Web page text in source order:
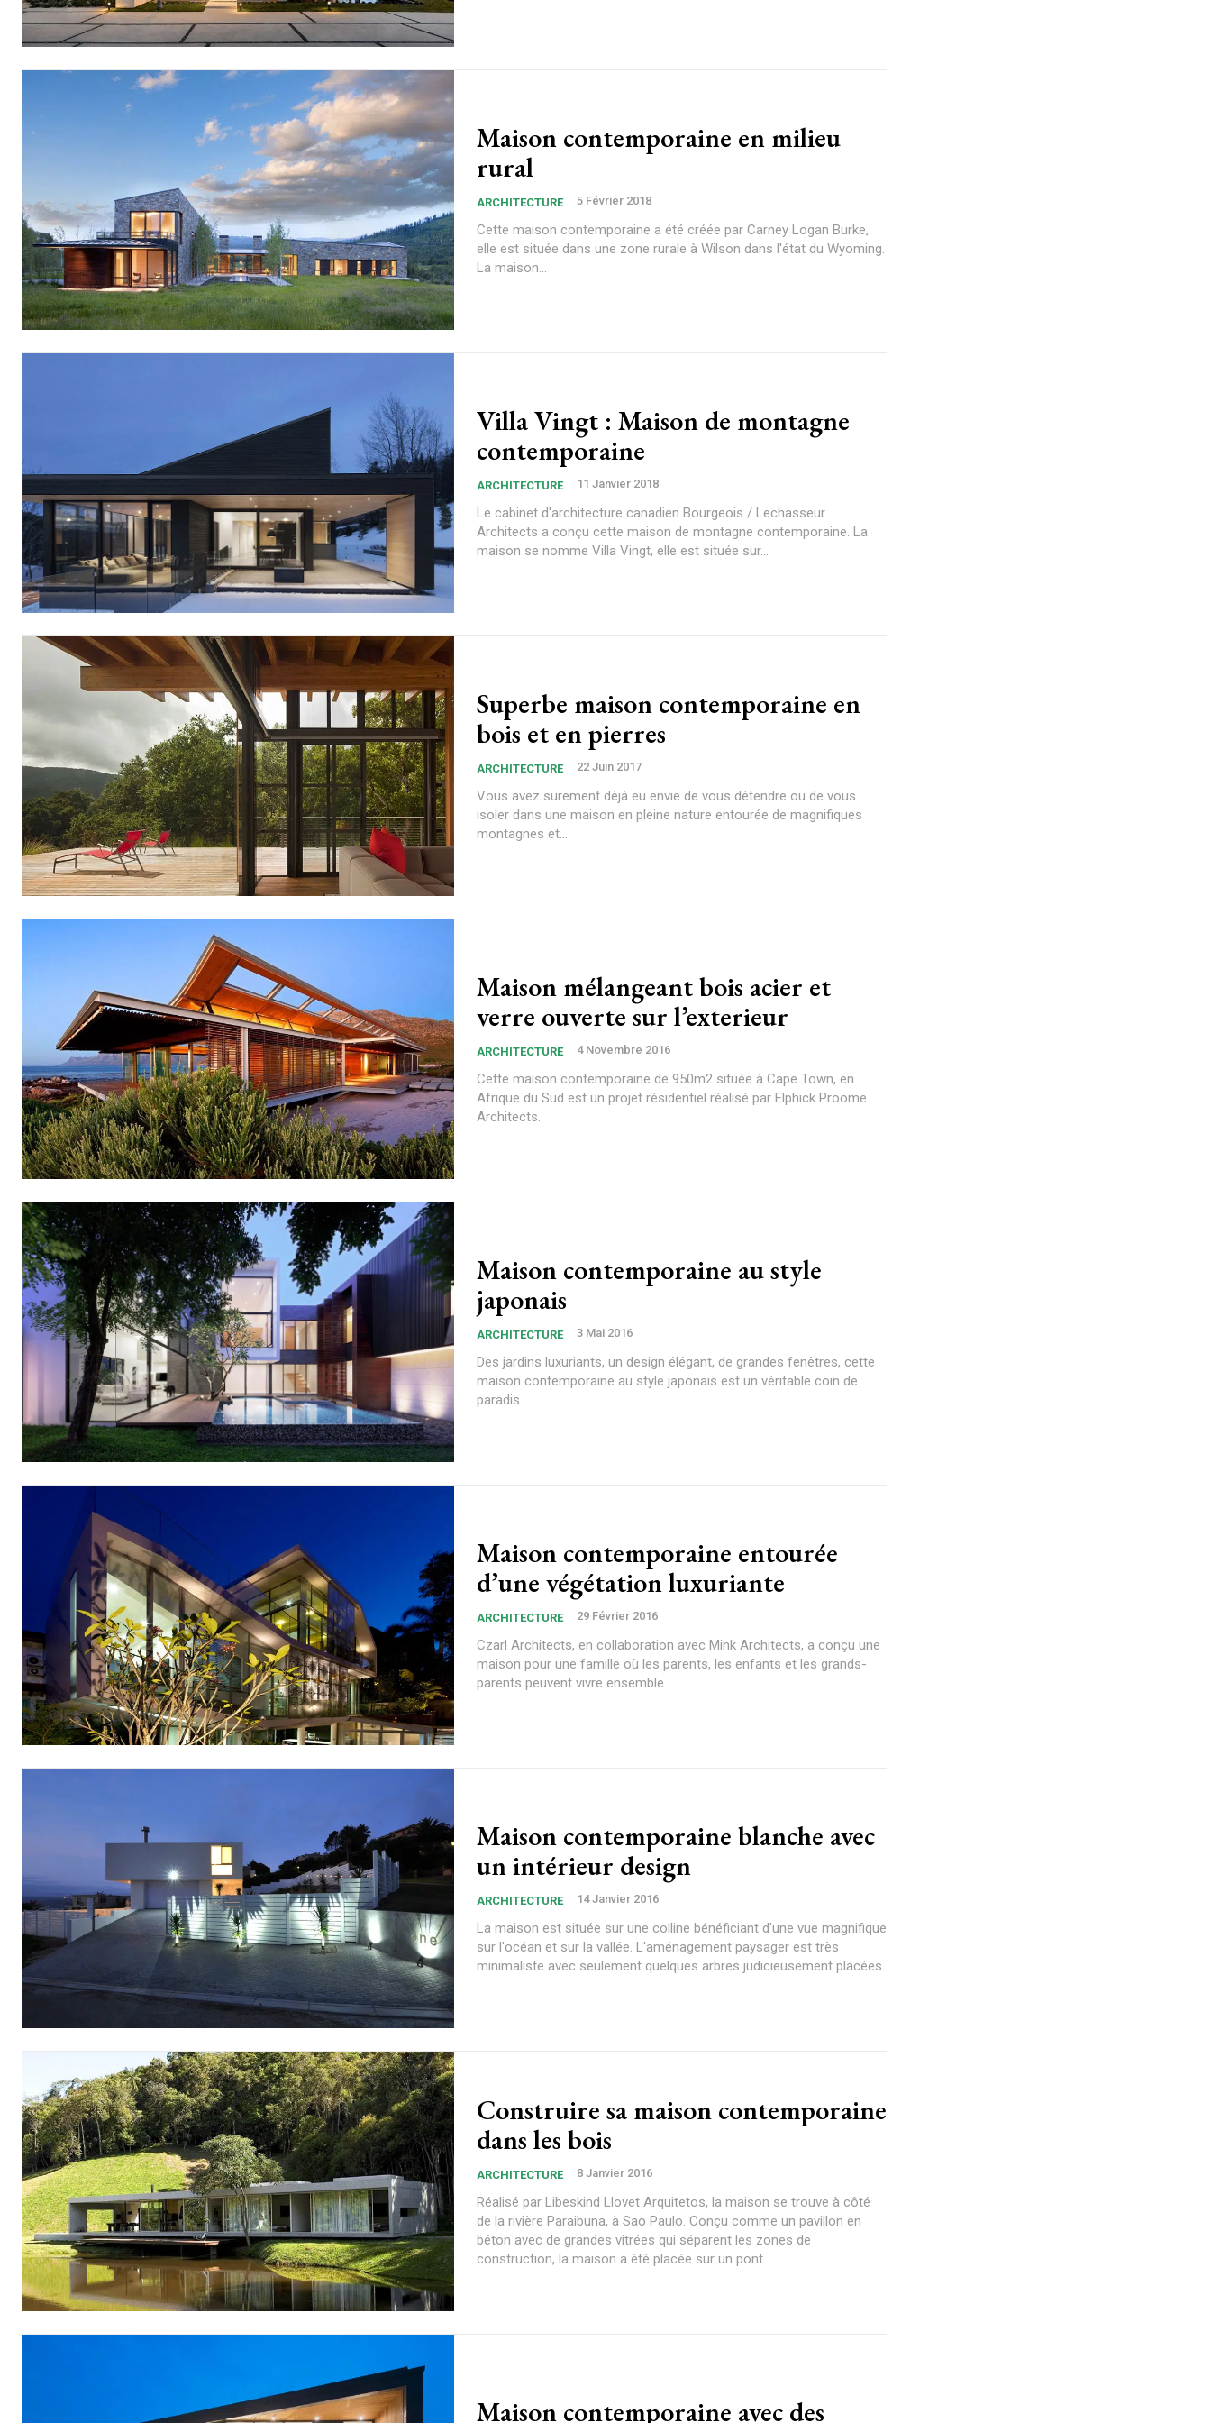
Maison contemporaine en milieu
rural
ARCHITECTURE 5 Février 2018
Cette maison contemporaine a été créée par Carney Logan Burke,
elle est située dans une zone rurale à Wilson dans l'état du Wyoming.
La maison...
Villa Vingt : Maison de montagne
contemporaine
ARCHITECTURE 11 Janvier 2018
Le cabinet d'architecture canadien Bourgeois / Lechasseur
Architects a conçu cette maison de montagne contemporaine. La
maison se nomme Villa Vingt, elle est située sur...
Superbe maison contemporaine en
bois et en pierres
ARCHITECTURE 22 Juin 2017
Vous avez surement déjà eu envie de vous détendre ou de vous
isoler dans une maison en pleine nature entourée de magnifiques
montagnes et...
Maison mélangeant bois acier et
verre ouverte sur l’exterieur
ARCHITECTURE 4 Novembre 2016
Cette maison contemporaine de 950m2 située à Cape Town, en
Afrique du Sud est un projet résidentiel réalisé par Elphick Proome
Architects.
Maison contemporaine au style
japonais
ARCHITECTURE 3 Mai 2016
Des jardins luxuriants, un design élégant, de grandes fenêtres, cette
maison contemporaine au style japonais est un véritable coin de
paradis.
Maison contemporaine entourée
d’une végétation luxuriante
ARCHITECTURE 29 Février 2016
Czarl Architects, en collaboration avec Mink Architects, a conçu une
maison pour une famille où les parents, les enfants et les grands-
parents peuvent vivre ensemble.
Maison contemporaine blanche avec
un intérieur design
ARCHITECTURE 14 Janvier 2016
La maison est située sur une colline bénéficiant d'une vue magnifique
sur l'océan et sur la vallée. L'aménagement paysager est très
minimaliste avec seulement quelques arbres judicieusement placées.
Construire sa maison contemporaine
dans les bois
ARCHITECTURE 8 Janvier 2016
Réalisé par Libeskind Llovet Arquitetos, la maison se trouve à côté
de la rivière Paraibuna, à Sao Paulo. Conçu comme un pavillon en
béton avec de grandes vitrées qui séparent les zones de
construction, la maison a été placée sur un pont.
Maison contemporaine avec des